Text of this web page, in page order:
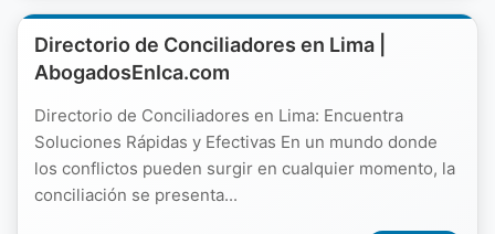
Directorio de Conciliadores en Lima |
AbogadosEnIca.com
Directorio de Conciliadores en Lima: Encuentra
Soluciones Rápidas y Efectivas En un mundo donde
los conflictos pueden surgir en cualquier momento, la
conciliación se presenta...